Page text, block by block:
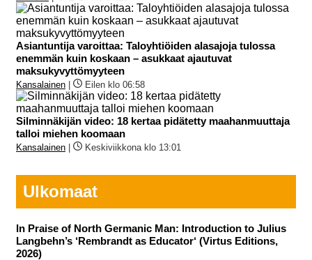
Asiantuntija varoittaa: Taloyhtiöiden alasajoja tulossa
enemmän kuin koskaan – asukkaat ajautuvat
maksukyvyttömyyteen
Kansalainen Eilen klo 06:58
Silminnäkijän video: 18 kertaa pidätetty maahanmuuttaja
talloi miehen koomaan
Kansalainen Keskiviikkona klo 13:01
Ulkomaat
In Praise of North Germanic Man: Introduction to Julius
Langbehn’s ‘Rembrandt as Educator‘ (Virtus Editions,
2026)